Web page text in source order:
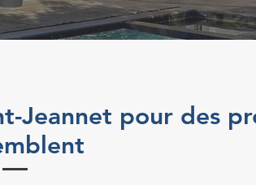
Jeannet pour des